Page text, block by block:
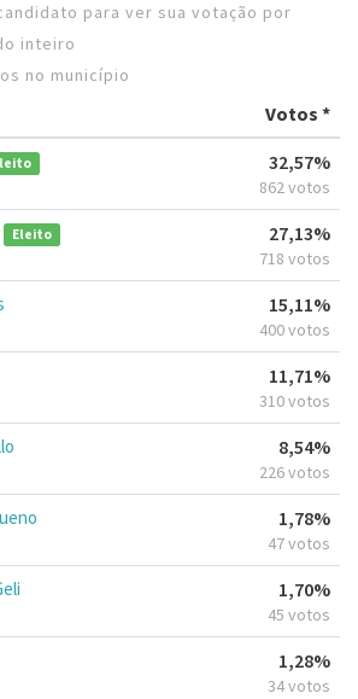
para ver sua votação por
inteiro
no município
Votos *
32,57%
862 votos
Eleito 27,13%
718 votos
15,11%
400 votos
11,71%
310 votos
8,54%
226 votos
1,78%
47 votos
1,70%
45 votos
1,28%
34 votos